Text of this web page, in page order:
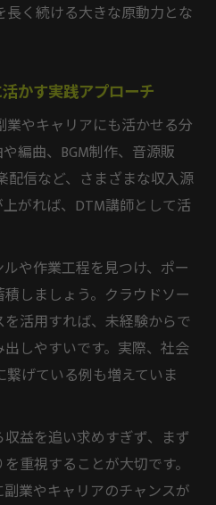
く続ける大きな原動力とな
かす実践アプローチ
やキャリアにも活かせる分
編曲、BGM制作、音源販
配信など、さまざまな収入源
がれば、DTM講師として活
や作業工程を見つけ、ポー
しましょう。クラウドソー
活用すれば、未経験からで
しやすいです。実際、社会
げている例も増えていま
益を追い求めすぎず、まず
重視することが大切です。
業やキャリアのチャンスが